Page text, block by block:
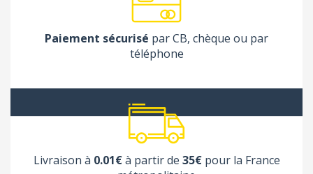
Paiement sécurisé par CB, chèque ou par
téléphone
Livraison à 0.01€à partir de 35€pour la France